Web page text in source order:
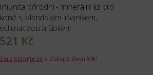
Imunita přírodní - minerální liz pro
koně s islandským lišejníkem,
echinaceou a šípkem
521 Kč
Zaregistrujte se a získejte slevu 5%!